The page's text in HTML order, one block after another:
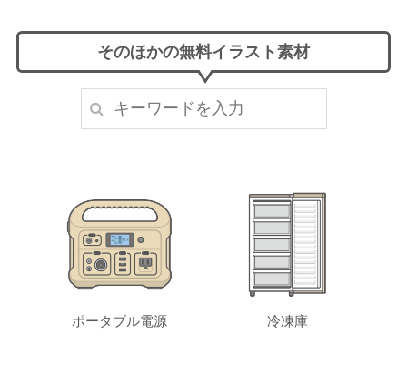
そのほかの無料イラスト素材
ポータブル電源 冷凍庫